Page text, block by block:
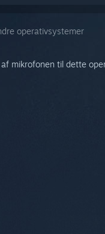
operativsystemer
mikrofonen til dette